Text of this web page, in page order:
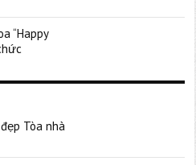
“Happy
Tòa nhà